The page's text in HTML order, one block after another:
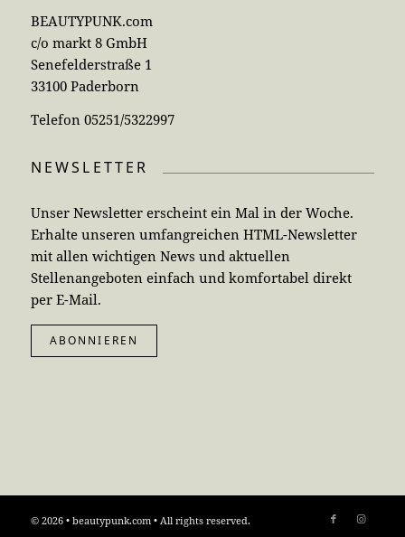
BEAUTYPUNK.com
c/o markt 8 GmbH
Senefelderstraße 1
33100 Paderborn
Telefon 05251/5322997
NEWSLETTER
Unser Newsletter erscheint ein Mal in der Woche.
Erhalte unseren umfangreichen HTML-Newsletter
mit allen wichtigen News und aktuellen
Stellenangeboten einfach und komfortabel direkt
per E-Mail.
ABONNIEREN
© 2026 • beautypunk.com • All rights reserved.